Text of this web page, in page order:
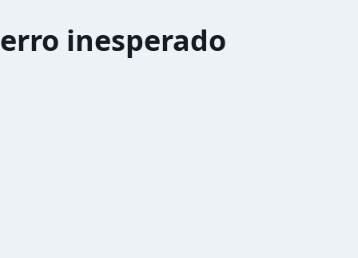
erro inesperado